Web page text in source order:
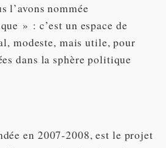
l’avons nommée
» : c’est un espace de
modeste, mais utile, pour
dans la sphère politique
en 2007-2008, est le projet